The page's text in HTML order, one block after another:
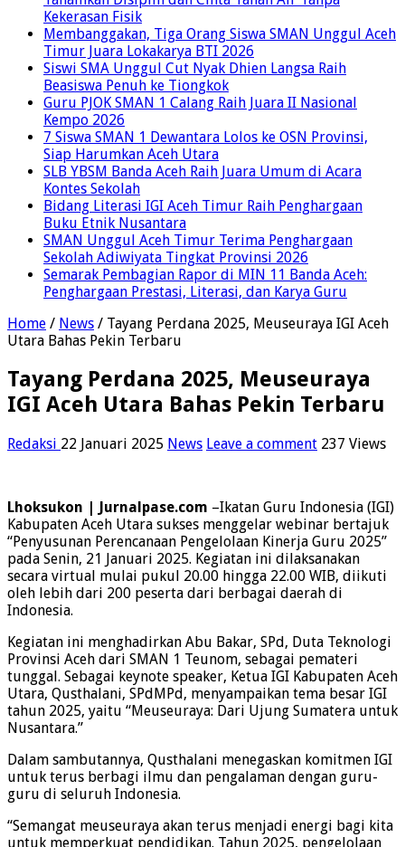
Kekerasan Fisik
Membanggakan, Tiga Orang Siswa SMAN Unggul Aceh
Timur Juara Lokakarya BTI 2026
Siswi SMA Unggul Cut Nyak Dhien Langsa Raih
Beasiswa Penuh ke Tiongkok
Guru PJOK SMAN 1 Calang Raih Juara II Nasional
Kempo 2026
7 Siswa SMAN 1 Dewantara Lolos ke OSN Provinsi,
Siap Harumkan Aceh Utara
SLB YBSM Banda Aceh Raih Juara Umum di Acara
Kontes Sekolah
Bidang Literasi IGI Aceh Timur Raih Penghargaan
Buku Etnik Nusantara
SMAN Unggul Aceh Timur Terima Penghargaan
Sekolah Adiwiyata Tingkat Provinsi 2026
Semarak Pembagian Rapor di MIN 11 Banda Aceh:
Penghargaan Prestasi, Literasi, dan Karya Guru
Home / News / Tayang Perdana 2025, Meuseuraya IGI Aceh
Utara Bahas Pekin Terbaru
Tayang Perdana 2025, Meuseuraya
IGI Aceh Utara Bahas Pekin Terbaru
Redaksi 22 Januari 2025 News Leave a comment 237 Views
Lhoksukon | Jurnalpase.com –Ikatan Guru Indonesia (IGI)
Kabupaten Aceh Utara sukses menggelar webinar bertajuk
“Penyusunan Perencanaan Pengelolaan Kinerja Guru 2025”
pada Senin, 21 Januari 2025. Kegiatan ini dilaksanakan
secara virtual mulai pukul 20.00 hingga 22.00 WIB, diikuti
oleh lebih dari 200 peserta dari berbagai daerah di
Indonesia.
Kegiatan ini menghadirkan Abu Bakar, SPd, Duta Teknologi
Provinsi Aceh dari SMAN 1 Teunom, sebagai pemateri
tunggal. Sebagai keynote speaker, Ketua IGI Kabupaten Aceh
Utara, Qusthalani, SPdMPd, menyampaikan tema besar IGI
tahun 2025, yaitu “Meuseuraya: Dari Ujung Sumatera untuk
Nusantara.”
Dalam sambutannya, Qusthalani menegaskan komitmen IGI
untuk terus berbagi ilmu dan pengalaman dengan guru-
guru di seluruh Indonesia.
“Semangat meuseuraya akan terus menjadi energi bagi kita
untuk memperkuat pendidikan. Tahun 2025, pengelolaan